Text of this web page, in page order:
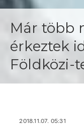
Már több
érkeztek
Földközi-
2018.11.07. 05:31